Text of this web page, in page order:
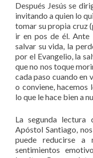
Después Jesús se
invitando a quien lo
tomar su propia cruz
ir en pos de él. Ante
salvar su vida, la
por el Evangelio, la
que no nos toque
cada paso cuando en
o conviene, hacemos
lo que le hace bien a
La segunda
Apóstol Santiago,
puede reducirse a
sentimientos